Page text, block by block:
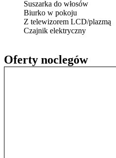
Oferty noclegów
Suszarka do włosów
Biurko w pokoju
Z telewizorem LCD/plazmą
Czajnik elektryczny